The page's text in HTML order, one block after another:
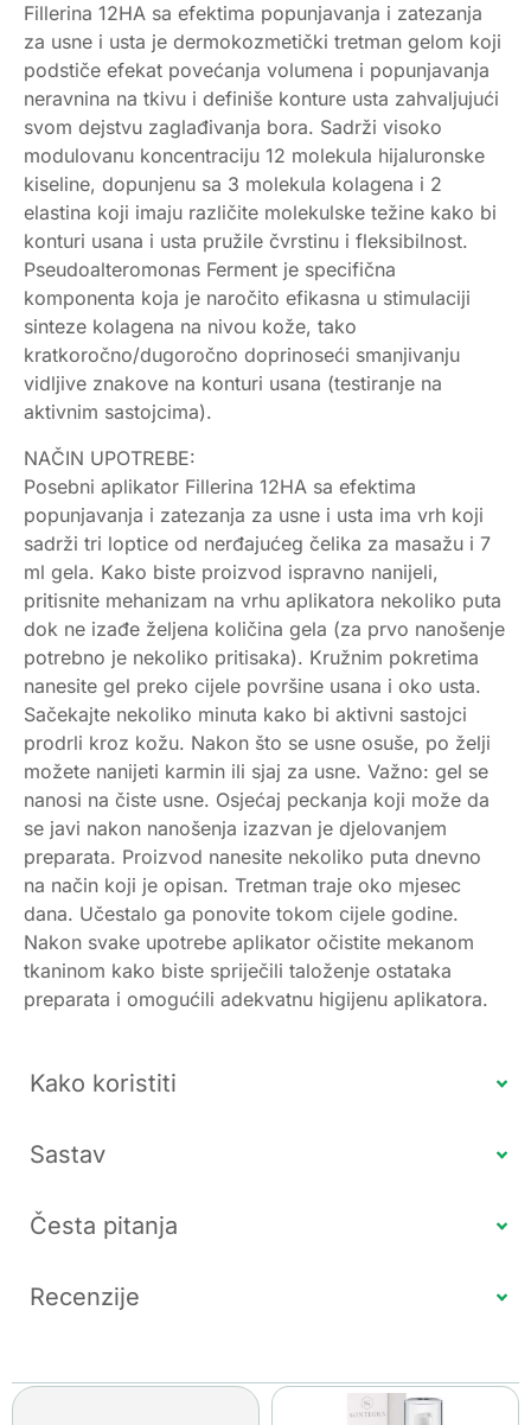
Fillerina 12HA sa efektima popunjavanja i zatezanja
za usne i usta je dermokozmetički tretman gelom koji
podstiče efekat povećanja volumena i popunjavanja
neravnina na tkivu i definiše konture usta zahvaljujući
svom dejstvu zaglađivanja bora. Sadrži visoko
modulovanu koncentraciju 12 molekula hijaluronske
kiseline, dopunjenu sa 3 molekula kolagena i 2
elastina koji imaju različite molekulske težine kako bi
konturi usana i usta pružile čvrstinu i fleksibilnost.
Pseudoalteromonas Ferment je specifična
komponenta koja je naročito efikasna u stimulaciji
sinteze kolagena na nivou kože, tako
kratkoročno/dugoročno doprinoseći smanjivanju
vidljive znakove na konturi usana (testiranje na
aktivnim sastojcima).
NAČIN UPOTREBE:
Posebni aplikator Fillerina 12HA sa efektima
popunjavanja i zatezanja za usne i usta ima vrh koji
sadrži tri loptice od nerđajućeg čelika za masažu i 7
ml gela. Kako biste proizvod ispravno nanijeli,
pritisnite mehanizam na vrhu aplikatora nekoliko puta
dok ne izađe željena količina gela (za prvo nanošenje
potrebno je nekoliko pritisaka). Kružnim pokretima
nanesite gel preko cijele površine usana i oko usta.
Sačekajte nekoliko minuta kako bi aktivni sastojci
prodrli kroz kožu. Nakon što se usne osuše, po želji
možete nanijeti karmin ili sjaj za usne. Važno: gel se
nanosi na čiste usne. Osjećaj peckanja koji može da
se javi nakon nanošenja izazvan je djelovanjem
preparata. Proizvod nanesite nekoliko puta dnevno
na način koji je opisan. Tretman traje oko mjesec
dana. Učestalo ga ponovite tokom cijele godine.
Nakon svake upotrebe aplikator očistite mekanom
tkaninom kako biste spriječili taloženje ostataka
preparata i omogućili adekvatnu higijenu aplikatora.
Kako koristiti
Sastav
Česta pitanja
Recenzije